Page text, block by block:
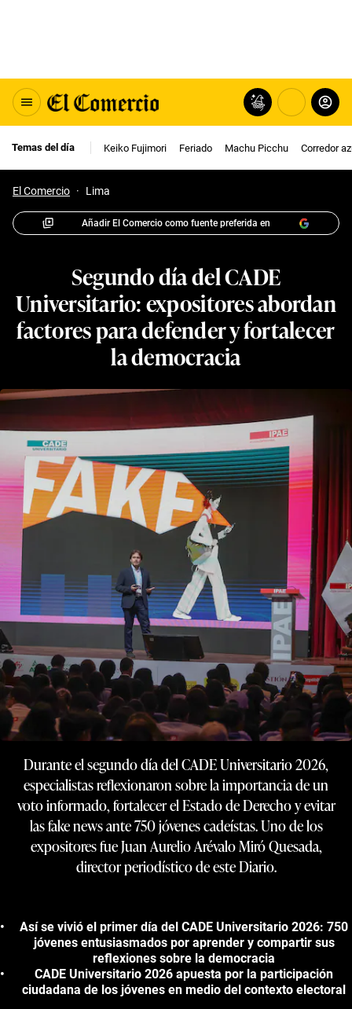
Temas del día Keiko Fujimori Feriado Machu Picchu Corredor
El Comercio · Lima
Añadir El Comercio como fuente preferida en
Segundo día del CADE
Universitario: expositores abordan
factores para defender y fortalecer
la democracia
Durante el segundo día del CADE Universitario 2026,
especialistas reflexionaron sobre la importancia de un
voto informado, fortalecer el Estado de Derecho y evitar
las fake news ante 750 jóvenes cadeístas. Uno de los
expositores fue Juan Aurelio Arévalo Miró Quesada,
director periodístico de este Diario.
Así se vivió el primer día del CADE Universitario 2026: 750
jóvenes entusiasmados por aprender y compartir sus
reflexiones sobre la democracia
CADE Universitario 2026 apuesta por la participación
ciudadana de los jóvenes en medio del contexto electoral